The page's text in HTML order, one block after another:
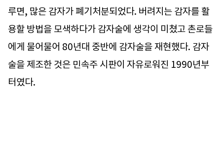
루면, 많은 감자가 폐기처분되었다. 버려지는 감자를 활
용할 방법을 모색하다가 감자술에 생각이 미쳤고 촌로들
에게 물어물어 80년대 중반에 감자술을 재현했다. 감자
술을 제조한 것은 민속주 시판이 자유로워진 1990년부
터였다.